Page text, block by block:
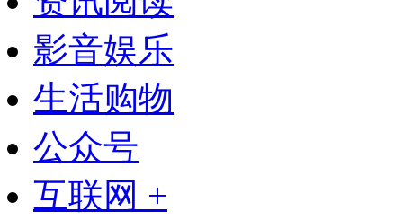
影音娱乐
生活购物
公众号
互联网 +